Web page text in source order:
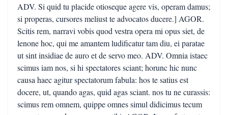
ADV. Si quid tu placide otioseque agere vis, operam damus;
si properas, cursores meliust te advocatos ducere.] AGOR.
Scitis rem, narravi vobis quod vestra opera mi opus siet, de
lenone hoc, qui me amantem ludificatur tam diu, ei paratae
ut sint insidiae de auro et de servo meo. ADV. Omnia istaec
scimus iam nos, si hi spectatores sciant; horunc hic nunc
causa haec agitur spectatorum fabula: hos te satius est
docere, ut, quando agas, quid agas sciant. nos tu ne curassis:
scimus rem omnem, quippe omnes simul didicimus tecum